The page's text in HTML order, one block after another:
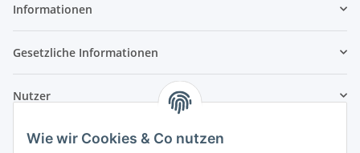
Wie wir Cookies & Co nutzen
Informationen
Gesetzliche Informationen
Nutzer